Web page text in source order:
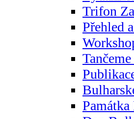
Trifon
Přehled